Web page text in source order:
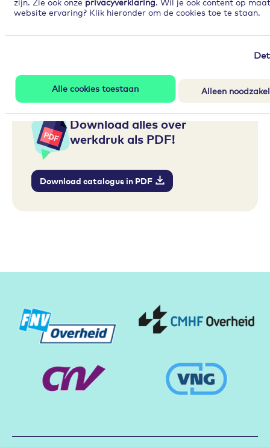
website ervaring? Klik hieronder om de cookies toe te staan.
Alle cookies toestaan Alleen
Links en downloads
Je eigen plan voor minder werkdruk en
Download alles over
werkdruk als PDF!
Download catalogus in PDF
Partners